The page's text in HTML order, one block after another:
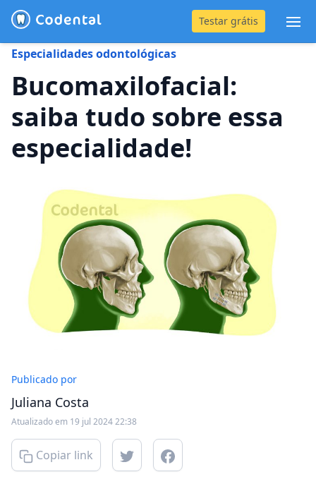
Testar grátis
(31) 4042-0882
Blog
Recursos
Entrar
Especialidades odontológicas
Bucomaxilofacial:
saiba tudo sobre essa
especialidade!
Publicado por
Juliana Costa
Atualizado em 19 jul 2024 22:38
Copiar link